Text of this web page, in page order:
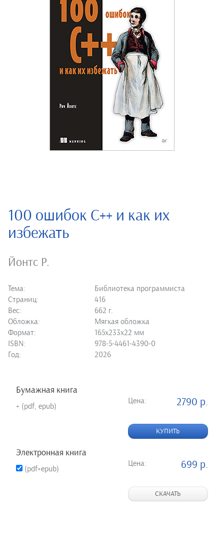
100 ошибок C++ и как их
избежать
Йонтс Р.
Тема:
Библиотека программиста
Страниц:
416
Вес:
662 г.
Обложка:
Мягкая обложка
Формат:
165х233х22 мм
ISBN:
978-5-4461-4390-0
Год:
2026
Бумажная книга
+ (pdf, epub)
Цена: 2790 р.
КУПИТЬ
Электронная книга
(pdf+epub)
Цена: 699 р.
СКАЧАТЬ